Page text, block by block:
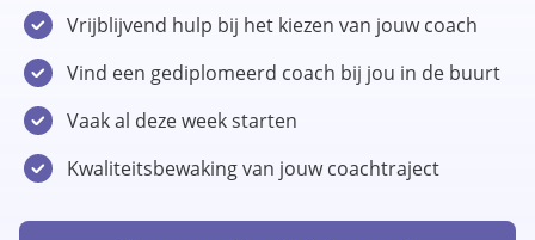
Vrijblijvend hulp bij het kiezen van jouw coach
Vind een gediplomeerd coach bij jou in de buurt
Vaak al deze week starten
Kwaliteitsbewaking van jouw coachtraject